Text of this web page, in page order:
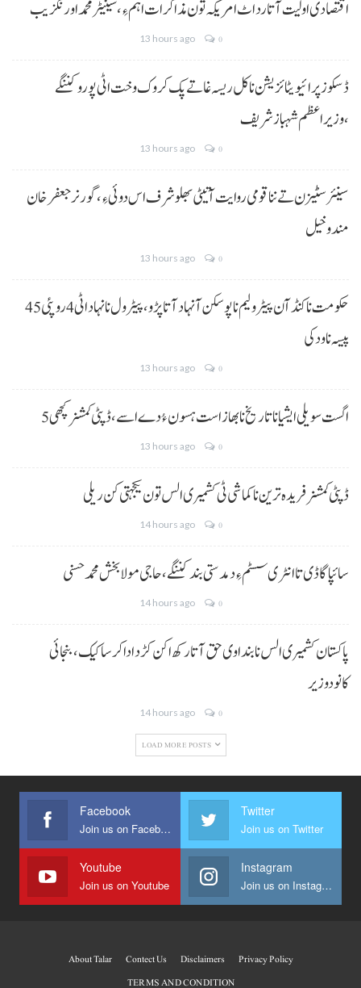
اقتصادی اولیت آتا رد اٹ امریکہ تون مذاکرات اہم ءِ،سینیٹر محمد اورنگزیب
13 hours ago 0
ڈسکوز پرائیویٹائزیشن نا کل ریسہ غاتے پک کروک وخت اٹی پورو کننگے
،وزیراعظم شہباز شریف
13 hours ago 0
سینئر سٹیزن تے ننا قومی روایت آتیٹی بھلو شرف اس دوئی ءِ،گورنر جعفرخان
مندوخیل
13 hours ago 0
حکومت نا کنڈ آن پیٹرولیم نا پوسکن آ نہاد آتا پڑو،پیٹرول نا نہاد اٹی 4 روپئی 45
پیسہ نا ودکی
13 hours ago 0
5 اگست سویلی ایشیا نا تاریخ نا بھاز است ہسون ءُ دے اسے،ڈپٹی کمشنر کچھی
13 hours ago 0
ڈپٹی کمشنر فریدہ ترین نا کماشی ٹی کشمیری الس تون یکجہتی کن ریلی
14 hours ago 0
سائپا گاڈی تا انٹری سسٹم ءِ دمدستی بند کننگے، حاجی مولا بخش محمد حسنی
14 hours ago 0
پاکستان کشمیری الس نا بنداوی حق آتا رکھ اکن کڑد ادا کرسا کیک ،بنجائی
کانودوزیر
14 hours ago 0
LOAD MORE POSTS
Facebook
Join us on Facebook
Twitter
Join us on Twitter
Youtube
Join us on Youtube
Instagram
Join us on Instagram
About Talar Contect Us Disclaimers
Privacy Policy
TERMS AND CONDITION